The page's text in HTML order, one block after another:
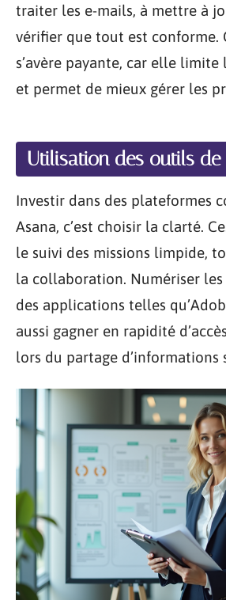
traiter les e-mails, à mettre à
vérifier que tout est conforme.
s’avère payante, car elle limite
et permet de mieux gérer les
Utilisation des outils de
Investir dans des plateformes
Asana, c’est choisir la clarté.
le suivi des missions limpide,
la collaboration. Numériser
des applications telles
aussi gagner en rapidité
lors du partage d’informations